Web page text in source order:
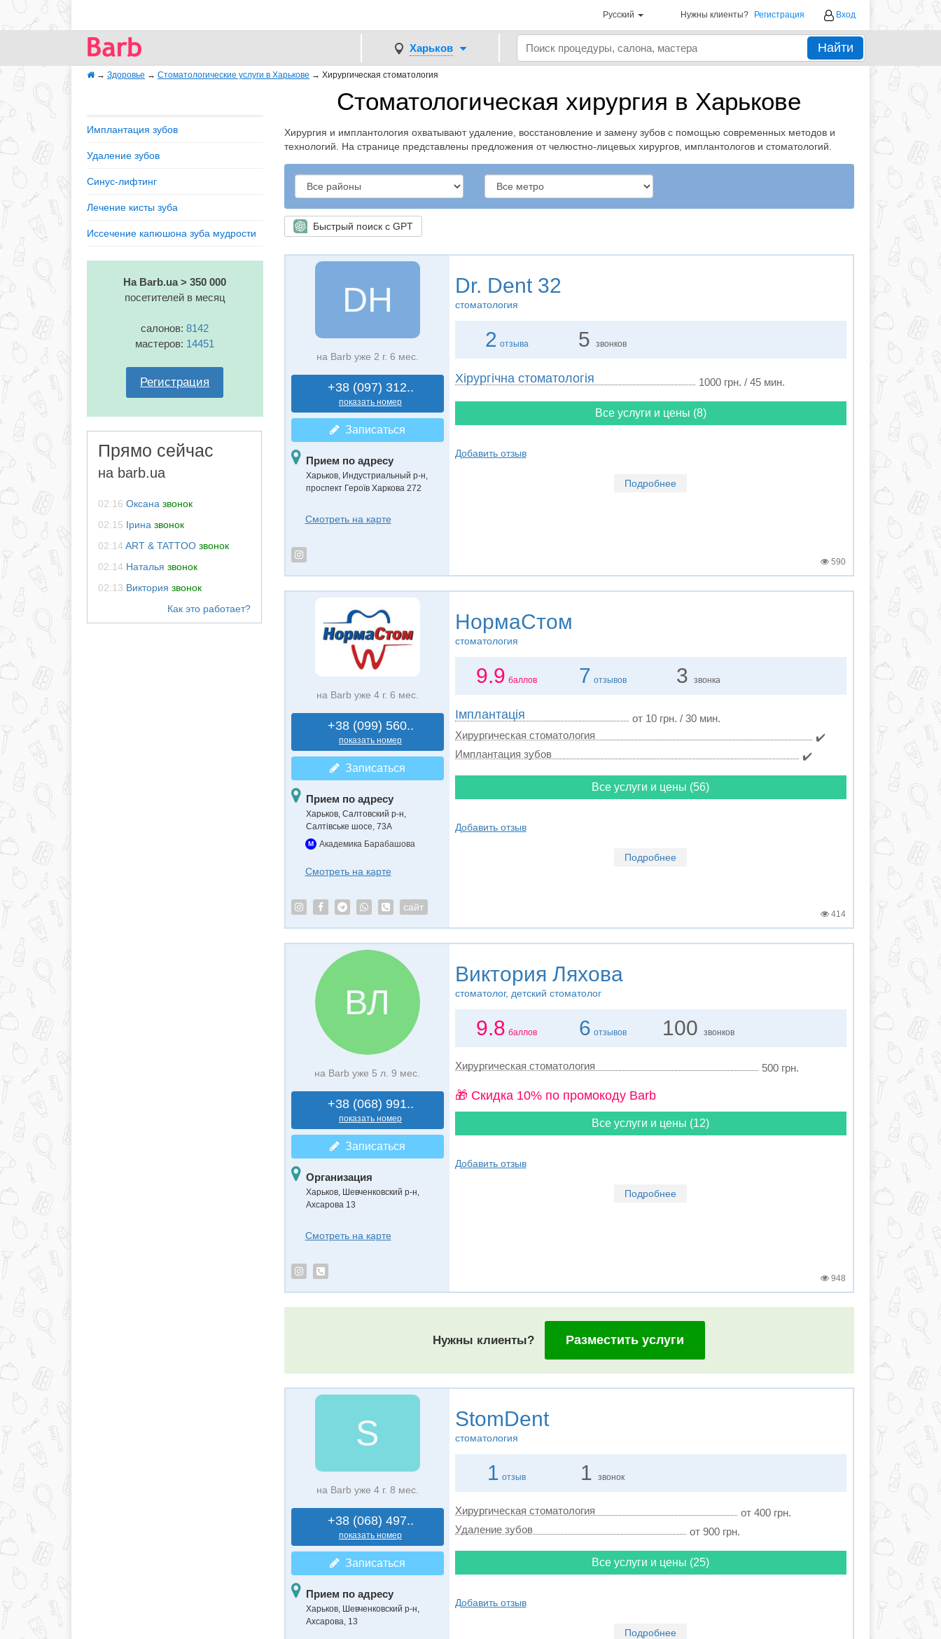
Русский Нужны клиенты? Регистрация Вход
Харьков Найти
→ Здоровье → Стоматологические услуги в Харькове → Хирургическая стоматология
Стоматологическая хирургия в Харькове
Хирургия и имплантология охватывают удаление, восстановление и замену зубов с помощью современных методов и
технологий. На странице представлены предложения от челюстно-лицевых хирургов, имплантологов и стоматологий.
Быстрый поиск с GPT
Имплантация зубов
Удаление зубов
Синус-лифтинг
Лечение кисты зуба
Иссечение капюшона зуба мудрости
На Barb.ua > 350 000
посетителей в месяц
салонов:8142
мастеров: 14451
Регистрация
Прямо сейчас
на barb.ua
02:16 Оксана звонок
02:15 Ірина звонок
02:14 ART & TATTOO звонок
02:14 Наталья звонок
02:13 Виктория звонок
DН
на Barb уже 2 г. 6 мес.
+38 (097) 312..
показать номер
Записаться
Прием по адресу
Харьков, Индустриальный р-н,
проспект Героїв Харкова 272
Смотреть на карте
Dr. Dent 32
стоматология
2 отзыва 5звонков
Хірургічна стоматологія 1000 грн. / 45 мин.
Все услуги и цены (8)
Добавить отзыв
Подробнее
590
на Barb уже 4 г. 6 мес.
+38 (099) 560..
показать номер
Записаться
Прием по адресу
Харьков, Салтовский р-н,
Салтівське шосе, 73А
M Академика Барабашова
Смотреть на карте
сайт
НормаСтом
стоматология
9.9 баллов 7 отзывов 3 звонка
Імплантація
от 10 грн. / 30 мин.
Хирургическая стоматология
✔️
Имплантация зубов
✔️
Все услуги и цены (56)
Добавить отзыв
Подробнее
414
ВЛ
на Barb уже 5 л. 9 мес.
+38 (068) 991..
показать номер
Записаться
Организация
Харьков, Шевченковский р-н,
Ахсарова 13
Смотреть на карте
Виктория Ляхова
стоматолог, детский стоматолог
9.8 баллов 6 отзывов 100 звонков
Хирургическая стоматология 500 грн.
🎁 Cкидка 10% по промокоду Barb
Все услуги и цены (12)
Добавить отзыв
Подробнее
948
Нужны клиенты? Разместить услуги
S
на Barb уже 4 г. 8 мес.
+38 (068) 497..
показать номер
Записаться
Прием по адресу
Харьков, Шевченковский р-н,
Ахсарова, 13
StomDent
стоматология
1 отзыв 1звонок
Хирургическая стоматология
от 400 грн.
Удаление зубов
от 900 грн.
Все услуги и цены (25)
Добавить отзыв
Подробнее